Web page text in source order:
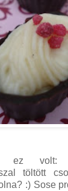
ez volt:
szal töltött
:) Sose